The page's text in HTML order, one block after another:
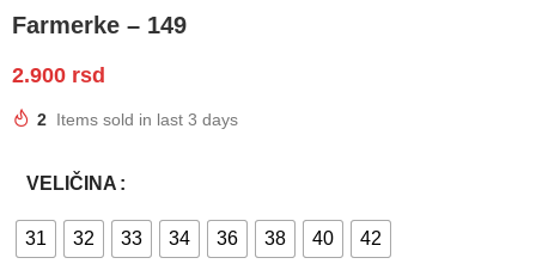
Farmerke – 149
2.900 rsd
2 Items sold in last 3 days
VELIČINA
31 32 33 34 36 38 40 42